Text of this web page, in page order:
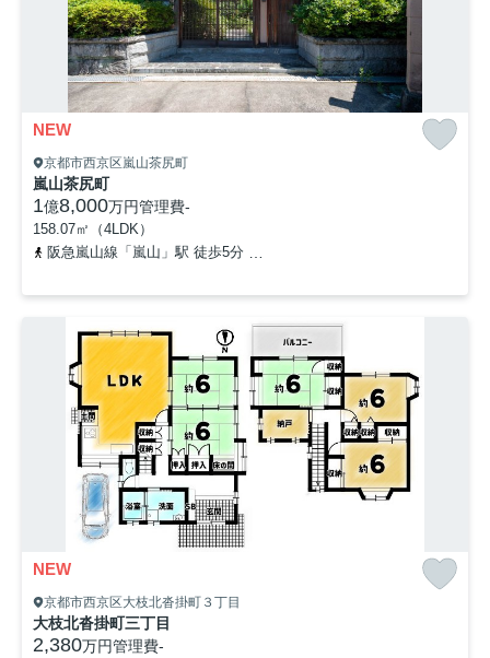
NEW
京都市西京区嵐山茶尻町
嵐山茶尻町
1億8,000万円管理費-
158.07㎡（4LDK）
阪急嵐山線「嵐山」駅 徒歩5分
NEW
京都市西京区大枝北沓掛町３丁目
大枝北沓掛町三丁目
2,380万円管理費-